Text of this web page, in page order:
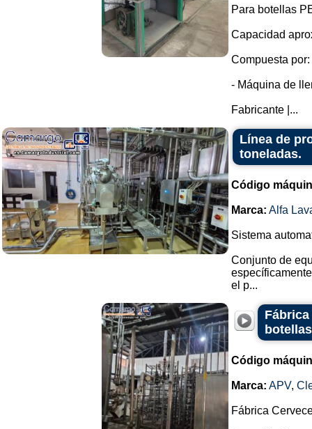
Para botellas
Capacidad
Compuesta por:
- Máquina de
Fabricante |...
Línea de
toneladas.
Código
Marca: Alfa
Sistema
Conjunto de
el p...
Fábrica
Código
Marca: APV,
Fábrica